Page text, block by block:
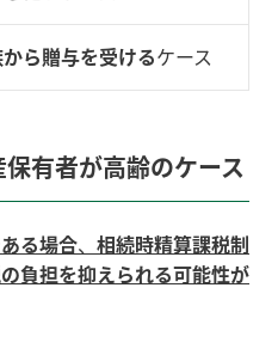
ら贈与を受けるケース
有者が高齢のケース
る場合、 相続時精算課税制
負担を抑えられる可能性が